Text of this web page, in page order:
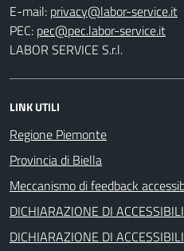
E-mail:
PEC:
LABOR SERVICE S.r.l.
LINK UTILI
Regione Piemonte
Provincia di Biella
Meccanismo di feedback
DICHIARAZIONE DI
DICHIARAZIONE DI